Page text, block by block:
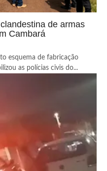
de armas
Cambará
esquema de fabricação
as polícias civis do...